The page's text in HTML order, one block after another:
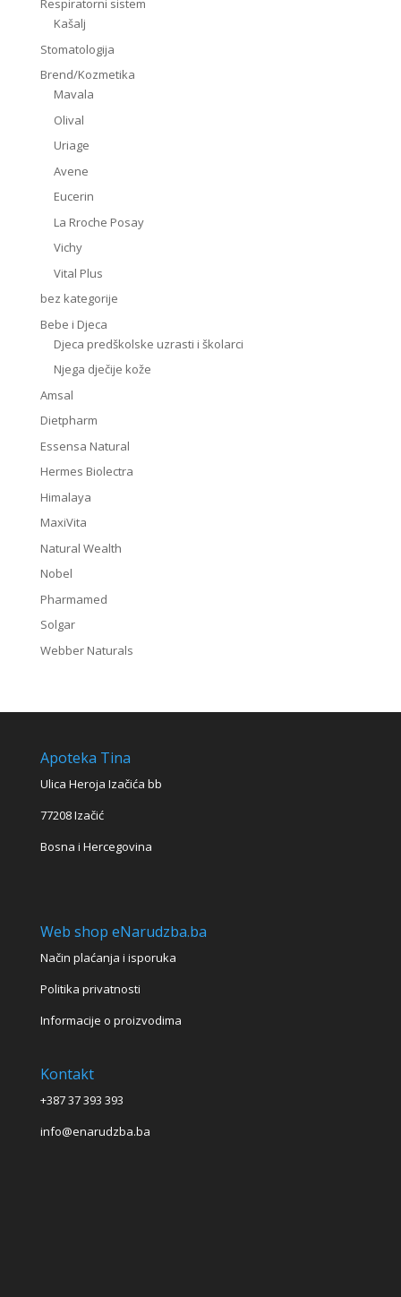
Respiratorni sistem
Kašalj
Stomatologija
Brend/Kozmetika
Mavala
Olival
Uriage
Avene
Eucerin
La Rroche Posay
Vichy
Vital Plus
bez kategorije
Bebe i Djeca
Djeca predškolske uzrasti i školarci
Njega dječije kože
Amsal
Dietpharm
Essensa Natural
Hermes Biolectra
Himalaya
MaxiVita
Natural Wealth
Nobel
Pharmamed
Solgar
Webber Naturals
Apoteka Tina
Ulica Heroja Izačića bb
77208 Izačić
Bosna i Hercegovina
Web shop eNarudzba.ba
Način plaćanja i isporuka
Politika privatnosti
Informacije o proizvodima
Kontakt
+387 37 393 393
info@enarudzba.ba